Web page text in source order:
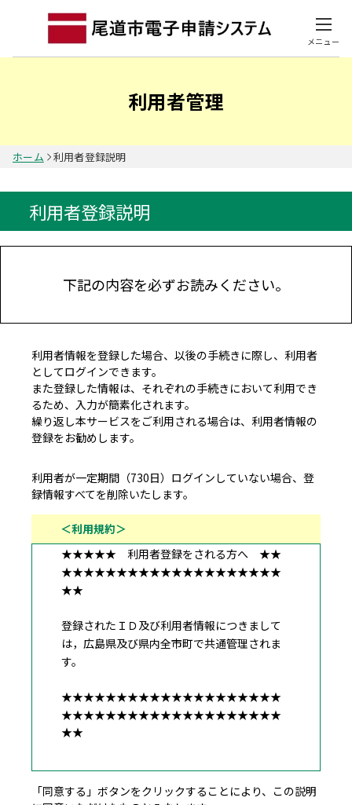
メニュー
利用者管理
ホーム 利用者登録説明
利用者登録説明
下記の内容を必ずお読みください。
利用者情報を登録した場合、以後の手続きに際し、利用者
としてログインできます。
また登録した情報は、それぞれの手続きにおいて利用でき
るため、入力が簡素化されます。
繰り返し本サービスをご利用される場合は、利用者情報の
登録をお勧めします。
利用者が一定期間（730日）ログインしていない場合、登
録情報すべてを削除いたします。
＜利用規約＞
★★★★★ 利用者登録をされる方へ ★★
★★★★★★★★★★★★★★★★★★★★
★★
登録されたＩＤ及び利用者情報につきまして
は，広島県及び県内全市町で共通管理されま
す。
★★★★★★★★★★★★★★★★★★★★
★★★★★★★★★★★★★★★★★★★★
★★
広島県・市町共同利用型電子申請システム利
「同意する」ボタンをクリックすることにより、この説明